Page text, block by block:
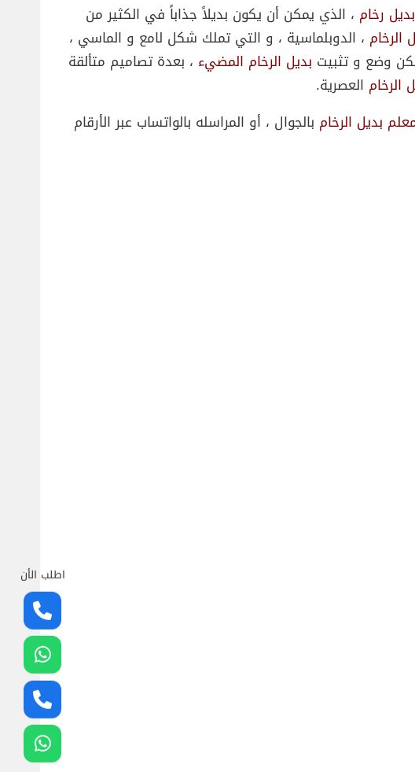
رخام ، الذي يمكن أن يكون بديلاً جذاباً في الكثير من
الرخام ، الدوبلماسية ، و التي تملك شكل لامع و الماسي ،
وضع و تثبيت بديل الرخام المضيء ، بعدة تصاميم متألقة
الرخام العصرية.
بديل الرخام بالجوال ، أو المراسله بالواتساب عبر الأرقام
اطلب الأن